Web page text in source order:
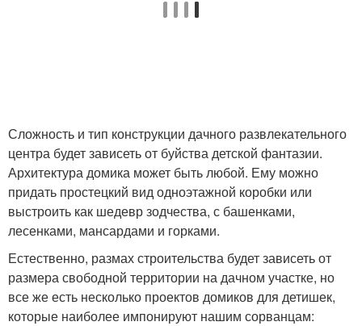
Домик для девочки Домик из фанеры
Домик на участке Домик из вагонки
Сложность и тип конструкции дачного развлекательного
центра будет зависеть от буйства детской фантазии.
Архитектура домика может быть любой. Ему можно
придать простецкий вид одноэтажной коробки или
выстроить как шедевр зодчества, с башенками,
лесенками, мансардами и горками.
Естественно, размах строительства будет зависеть от
размера свободной территории на дачном участке, но
все же есть несколько проектов домиков для детишек,
которые наиболее импонируют нашим сорванцам: